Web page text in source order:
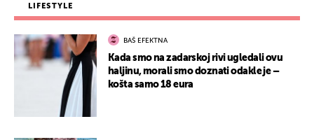
LIFESTYLE
BAŠ EFEKTNA
Kada smo na zadarskoj rivi ugledali ovu
haljinu, morali smo doznati odakle je –
košta samo 18 eura